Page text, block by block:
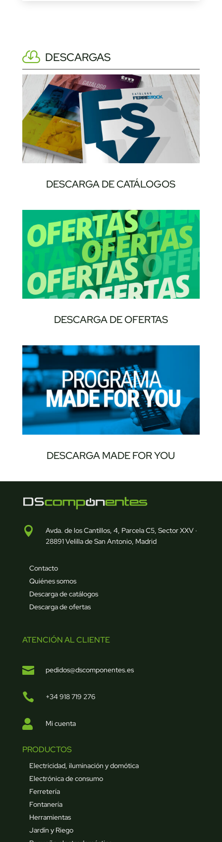
DESCARGAS
DESCARGA DE CATÁLOGOS
DESCARGA DE OFERTAS
DESCARGA MADE FOR YOU

Avda. de los Cantillos, 4, Parcela C5, Sector XXV ·
28891 Velilla de San Antonio, Madrid
Contacto
Quiénes somos
Descarga de catálogos
Descarga de ofertas
ATENCIÓN AL CLIENTE
 pedidos@dscomponentes.es
 +34 918 719 276
 Mi cuenta
PRODUCTOS
Electricidad, iluminación y domótica
Electrónica de consumo
Ferretería
Fontanería
Herramientas
Jardín y Riego